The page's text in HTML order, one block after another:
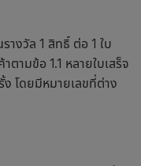
างวัล 1 สิทธิ์ ต่อ 1 ใบ
ามข้อ 1.1 หลายใบเสร็จ
ง โดยมีหมายเลขที่ต่าง